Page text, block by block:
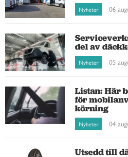
Nyheter 06
del av
Nyheter 05
Listan: Här
för
körning
Nyheter 04
Utsedd till